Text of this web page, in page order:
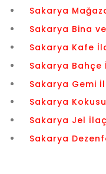
Sakarya
Sakarya Bina
Sakarya Kafe
Sakarya
Sakarya Gemi
Sakarya
Sakarya Jel
Sakarya